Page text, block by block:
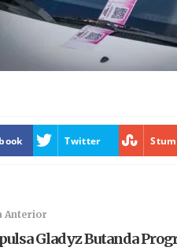
Twitter
Anterior
Gladyz Butanda